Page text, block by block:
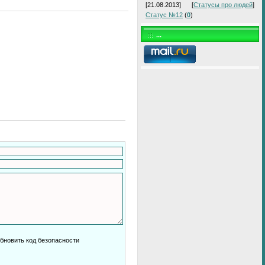
[21.08.2013] [Статусы про людей]
Статус №12 (0)
...